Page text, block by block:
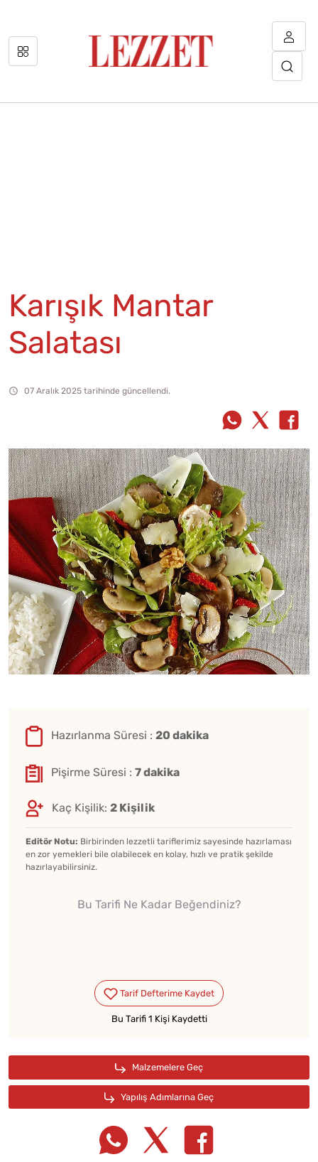
Karışık Mantar
Salatası
07 Aralık 2025 tarihinde güncellendi.
Hazırlanma Süresi : 20 dakika
Pişirme Süresi : 7 dakika
Kaç Kişilik: 2 Kişilik
Editör Notu: Birbirinden lezzetli tariflerimiz sayesinde hazırlaması
en zor yemekleri bile olabilecek en kolay, hızlı ve pratik şekilde
hazırlayabilirsiniz.
Bu Tarifi Ne Kadar Beğendiniz?
Bu Tarifi 1 Kişi Kaydetti